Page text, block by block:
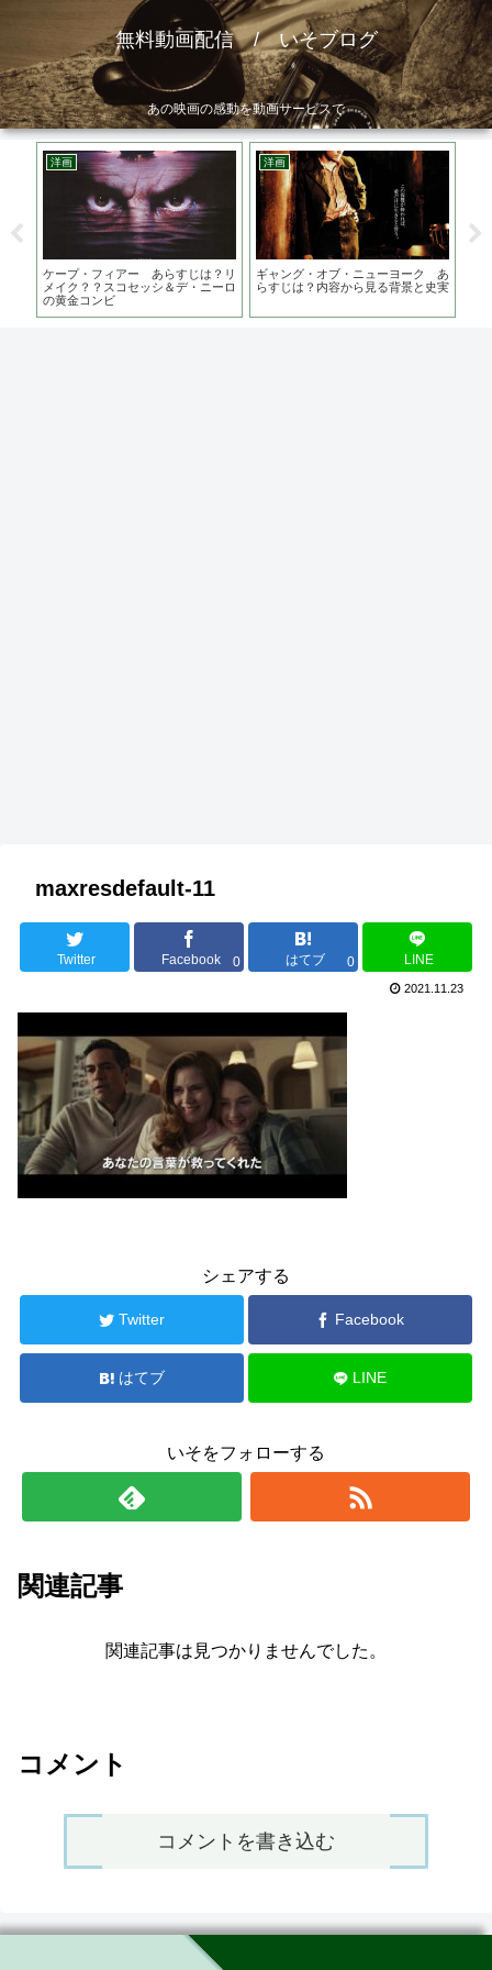
無料動画配信 / いそブログ
あの映画の感動を動画サービスで
洋画
ケープ・フィアー あらすじは？リ
メイク？？スコセッシ＆デ・ニーロ
の黄金コンビ
洋画
ギャング・オブ・ニューヨーク あ
らすじは？内容から見る背景と史実
maxresdefault-11
Twitter Facebook 0 はてブ 0 LINE
2021.11.23
シェアする
Twitter Facebook
はてブ LINE
いそをフォローする
関連記事
関連記事は見つかりませんでした。
コメント
コメントを書き込む